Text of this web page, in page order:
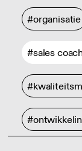
#organisatie
#sales